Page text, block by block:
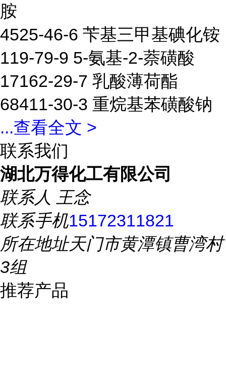
胺
4525-46-6 苄基三甲基碘化铵
119-79-9 5-氨基-2-萘磺酸
17162-29-7 乳酸薄荷酯
68411-30-3 重烷基苯磺酸钠
...查看全文 >
联系我们
湖北万得化工有限公司
联系人 王念
联系手机15172311821
所在地址天门市黄潭镇曹湾村
3组
推荐产品